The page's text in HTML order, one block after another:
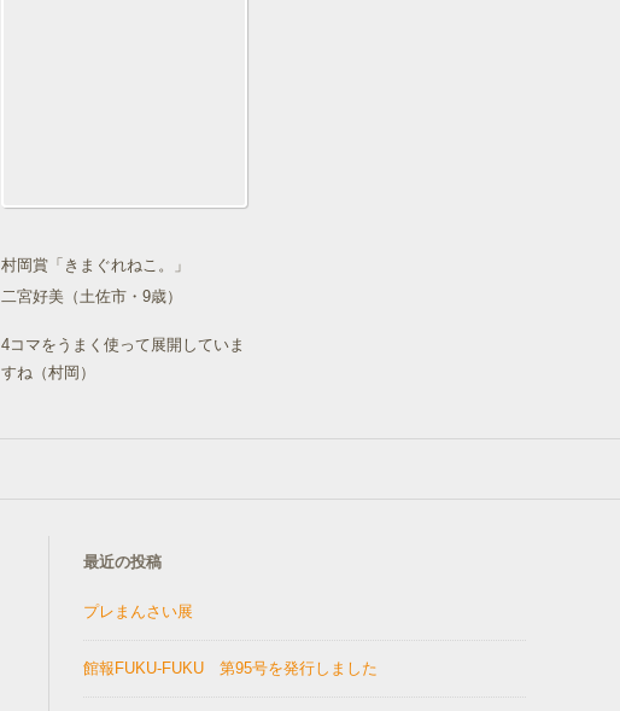
村岡賞「きまぐれねこ。」
二宮好美（土佐市・9歳）
4コマをうまく使って展開していま
すね（村岡）
最近の投稿
プレまんさい展
館報FUKU-FUKU 第95号を発行しました